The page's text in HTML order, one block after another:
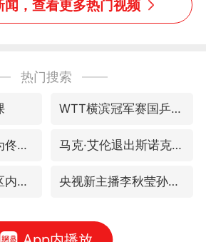
闻，查看更多热门视频
热门搜索
WTT横滨冠军赛国乒女单三将晋级四强
陈思诚零点晒照为佟丽娅庆生 马克·艾伦退出斯诺克中国公开赛
新疆优化调整景区内自驾服务费 央视新主播李秋莹孙亚鹏亮相